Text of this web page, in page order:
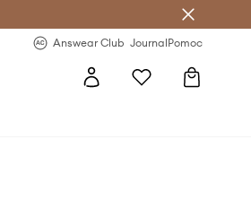
Answear Club JournalPomoc